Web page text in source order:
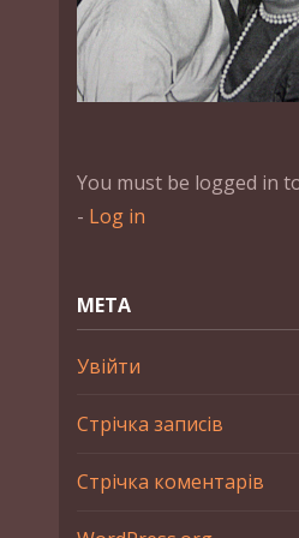
You must be logged in
- Log in
МЕТА
Увійти
Стрічка записів
Стрічка коментарів